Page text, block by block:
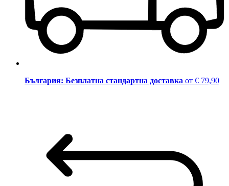
България: Безплатна стандартна доставка от € 79,90